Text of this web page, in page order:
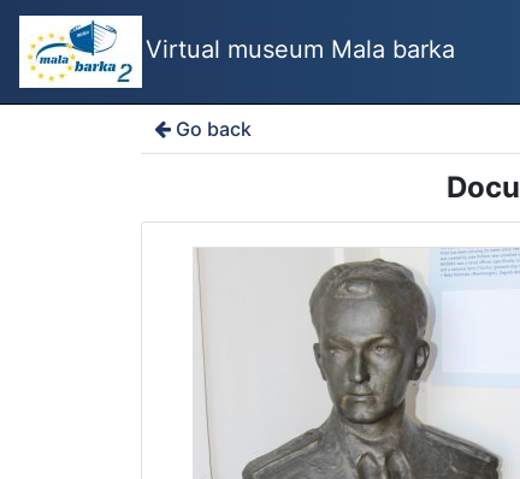
Virtual museum Mala barka
Go back